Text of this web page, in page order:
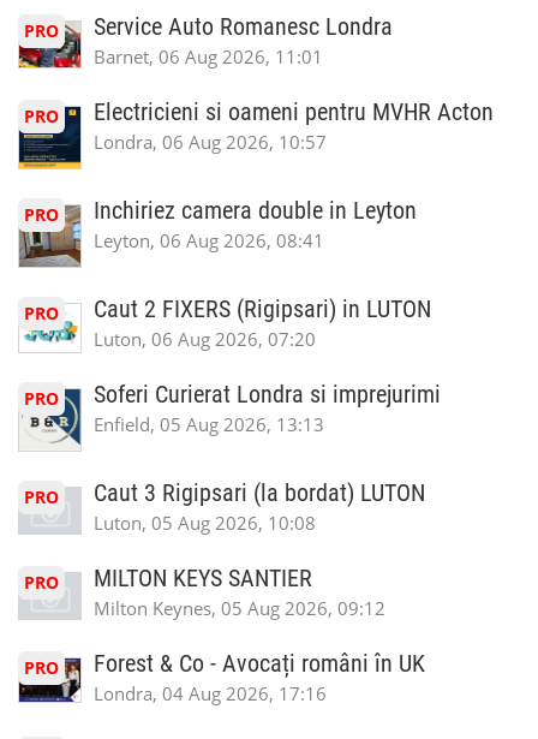
PRO Service Auto Romanesc Londra
Barnet, 06 Aug 2026, 11:01
PRO Electricieni si oameni pentru MVHR Acton
Londra, 06 Aug 2026, 10:57
PRO Inchiriez camera double in Leyton
Leyton, 06 Aug 2026, 08:41
PRO Caut 2 FIXERS (Rigipsari) in LUTON
Luton, 06 Aug 2026, 07:20
PRO Soferi Curierat Londra si imprejurimi
Enfield, 05 Aug 2026, 13:13
PRO Caut 3 Rigipsari (la bordat) LUTON
Luton, 05 Aug 2026, 10:08
PRO MILTON KEYS SANTIER
Milton Keynes, 05 Aug 2026, 09:12
PRO Forest & Co - Avocați români în UK
Londra, 04 Aug 2026, 17:16